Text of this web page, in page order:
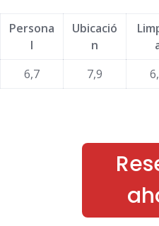
Persona
l
Ubicació
n
6,7
7,9